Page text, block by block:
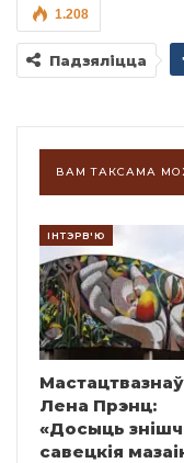
1.208
Падзяліцца
ВАМ ТАКСАМА
ІНТЭРВ'Ю
Лена Прэнц:
«Досыць
савецкія